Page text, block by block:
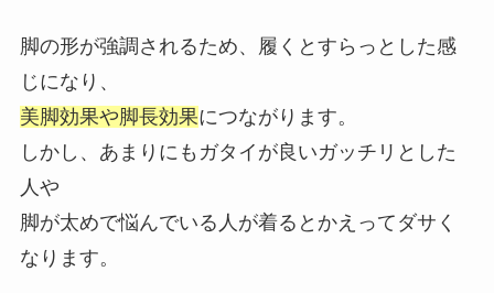
脚の形が強調されるため、履くとすらっとした感
じになり、
美脚効果や脚長効果につながります。
しかし、あまりにもガタイが良いガッチリとした
人や
脚が太めで悩んでいる人が着るとかえってダサく
なります。